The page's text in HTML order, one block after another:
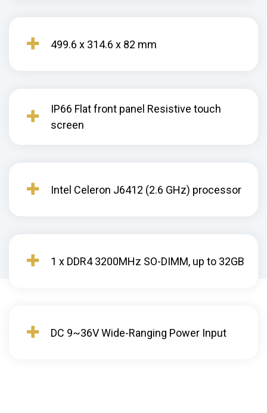
499.6 x 314.6 x 82 mm
IP66 Flat front panel Resistive touch
screen
Intel Celeron J6412 (2.6 GHz) processor
1 x DDR4 3200MHz SO-DIMM, up to 32GB
DC 9~36V Wide-Ranging Power Input